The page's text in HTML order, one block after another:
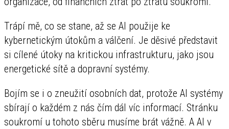
Trápí mě, co se stane, až se AI použije ke
kybernetickým útokům a válčení. Je děsivé představit
si cílené útoky na kritickou infrastrukturu, jako jsou
energetické sítě a dopravní systémy.
Bojím se i o zneužití osobních dat, protože AI systémy
sbírají o každém z nás čím dál víc informací. Stránku
soukromí u tohoto sběru musíme brát vážně. A AI v